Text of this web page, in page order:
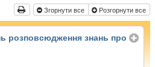
Згорнути все Розгорнути все
розповсюдження знань про